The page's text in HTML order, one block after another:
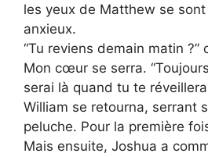
les yeux de Matthew se
anxieux.
“Tu reviens demain matin
Mon cœur se serra.
serai là quand tu te
William se retourna, serrant
peluche. Pour la première
Mais ensuite, Joshua a